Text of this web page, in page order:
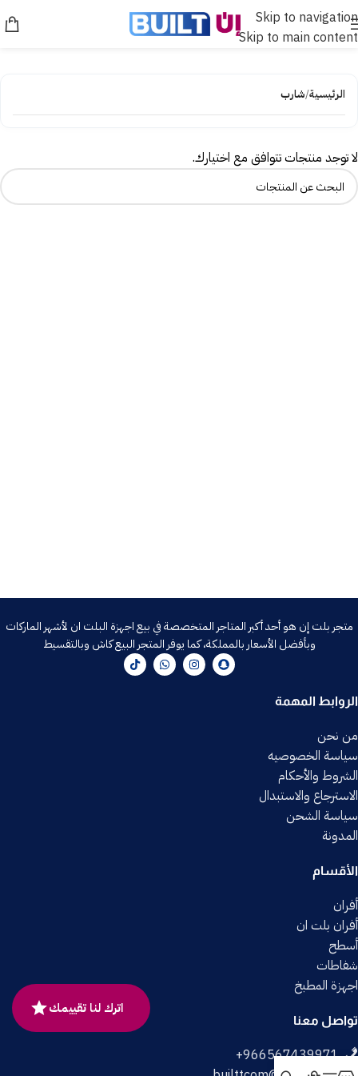
Skip to navigation
Skip to main content
الرئيسية/شارب
لا توجد منتجات تتوافق مع اختيارك.
متجر بلت إن هو أحد أكبر المتاجر المتخصصة في بيع اجهزة البلت ان لأشهر الماركات
وبأفضل الأسعار بالمملكة، كما يوفر المتجر البيع كاش وبالتقسيط
الروابط المهمة
من نحن
سياسة الخصوصيه
الشروط والأحكام
الاسترجاع والاستبدال
سياسة الشحن
المدونة
الأقسام
أفران
أفران بلت ان
أسطح
شفاطات
اجهزة المطبخ
تواصل معنا
⁦+966567439971
اترك لنا تقييمك